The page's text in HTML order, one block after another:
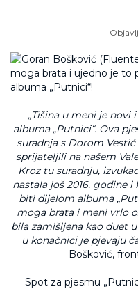
„Tišina u meni je novi
albuma „Putnici“. Ova
suradnja s Dorom
sprijateljili na našem
Kroz tu suradnju,
nastala još 2016. godine
biti dijelom albuma
moga brata i meni vrlo
bila zamišljena kao duet
u konačnici je pjevaju
Bošković,
Spot za pjesmu